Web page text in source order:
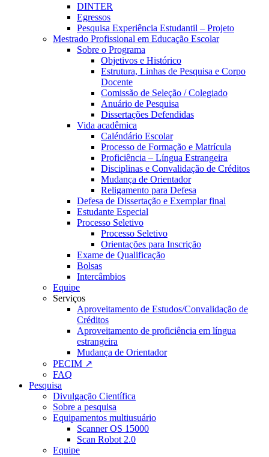
DINTER
Egressos
Pesquisa Experiência Estudantil – Projeto
Mestrado Profissional em Educação Escolar
Sobre o Programa
Objetivos e Histórico
Estrutura, Linhas de Pesquisa e Corpo
Docente
Comissão de Seleção / Colegiado
Anuário de Pesquisa
Dissertações Defendidas
Vida acadêmica
Caléndário Escolar
Processo de Formação e Matrícula
Proficiência – Língua Estrangeira
Disciplinas e Convalidação de Créditos
Mudança de Orientador
Religamento para Defesa
Defesa de Dissertação e Exemplar final
Estudante Especial
Processo Seletivo
Processo Seletivo
Orientações para Inscrição
Exame de Qualificação
Bolsas
Intercâmbios
Equipe
Serviços
Aproveitamento de Estudos/Convalidação de
Créditos
Aproveitamento de proficiência em língua
estrangeira
Mudança de Orientador
PECIM ↗
FAQ
Pesquisa
Divulgação Científica
Sobre a pesquisa
Equipamentos multiusuário
Scanner OS 15000
Scan Robot 2.0
Equipe